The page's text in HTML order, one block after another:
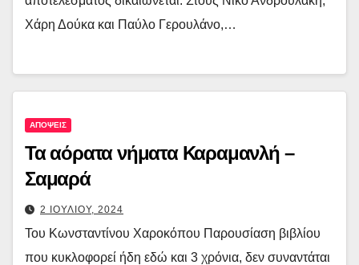
Χάρη Δούκα και Παύλο Γερουλάνο,…
ΑΠΟΨΕΙΣ
Τα αόρατα νήματα Καραμανλή –
Σαμαρά
2 ΙΟΥΛΙΟΥ, 2024
Του Κωνσταντίνου Χαροκόπου Παρουσίαση βιβλίου
που κυκλοφορεί ήδη εδώ και 3 χρόνια, δεν συναντάται